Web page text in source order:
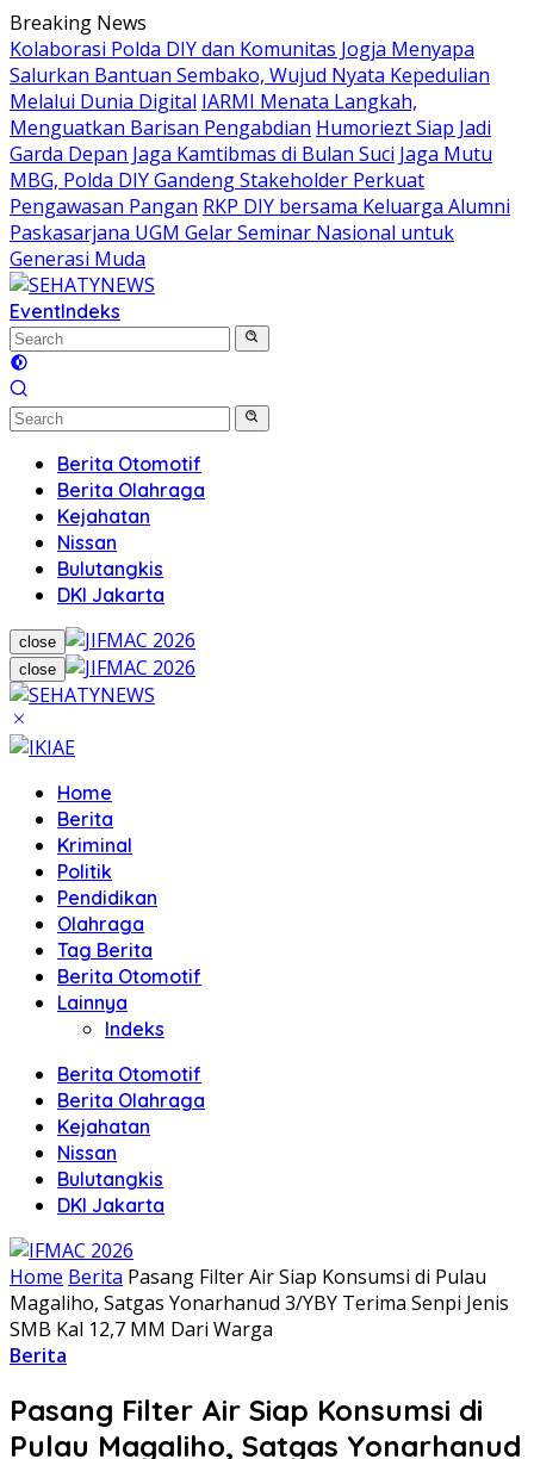
Skip
to
content
Breaking News
Kolaborasi Polda DIY dan Komunitas Jogja Menyapa
Salurkan Bantuan Sembako, Wujud Nyata Kepedulian
Melalui Dunia Digital IARMI Menata Langkah,
Menguatkan Barisan Pengabdian Humoriezt Siap Jadi
Garda Depan Jaga Kamtibmas di Bulan Suci Jaga Mutu
MBG, Polda DIY Gandeng Stakeholder Perkuat
Pengawasan Pangan RKP DIY bersama Keluarga Alumni
Paskasarjana UGM Gelar Seminar Nasional untuk
Generasi Muda
EventIndeks
Berita Otomotif
Berita Olahraga
Kejahatan
Nissan
Bulutangkis
DKI Jakarta
close
close
Home
Berita
Kriminal
Politik
Pendidikan
Olahraga
Tag Berita
Berita Otomotif
Lainnya
Indeks
Berita Otomotif
Berita Olahraga
Kejahatan
Nissan
Bulutangkis
DKI Jakarta
Home Berita Pasang Filter Air Siap Konsumsi di Pulau
Magaliho, Satgas Yonarhanud 3/YBY Terima Senpi Jenis
SMB Kal 12,7 MM Dari Warga
Berita
Pasang Filter Air Siap Konsumsi di
Pulau Magaliho, Satgas Yonarhanud